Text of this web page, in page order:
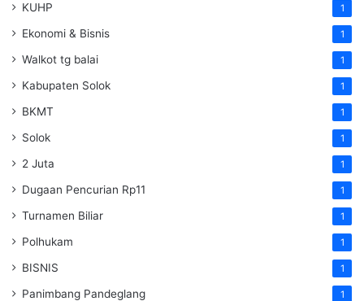
KUHP 1
Ekonomi & Bisnis 1
Walkot tg balai 1
Kabupaten Solok 1
BKMT 1
Solok 1
2 Juta 1
Dugaan Pencurian Rp11 1
Turnamen Biliar 1
Polhukam 1
BISNIS 1
Panimbang Pandeglang 1